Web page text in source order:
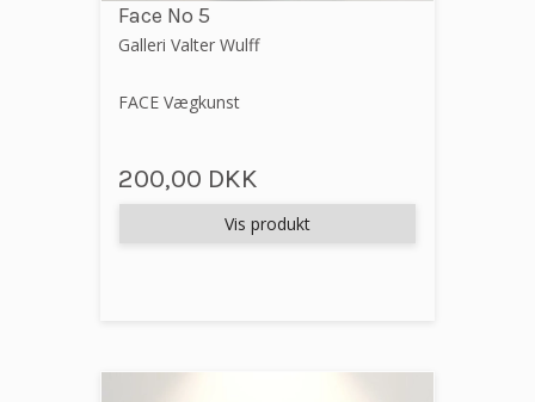
Face No 5
Galleri Valter Wulff
FACE Vægkunst
200,00 DKK
Vis produkt